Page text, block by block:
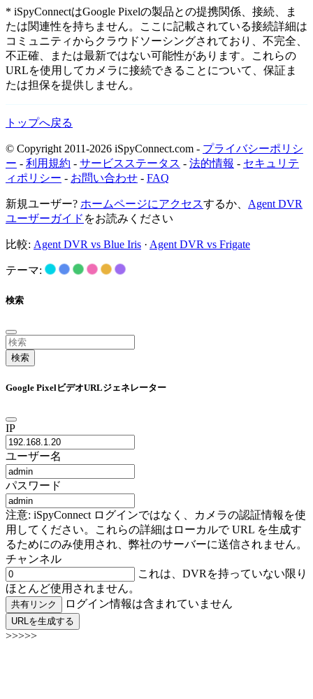
* iSpyConnectはGoogle Pixelの製品との提携関係、接続、ま
たは関連性を持ちません。ここに記載されている接続詳細は
コミュニティからクラウドソーシングされており、不完全、
不正確、または最新ではない可能性があります。これらの
URLを使用してカメラに接続できることについて、保証ま
たは担保を提供しません。
トップへ戻る
© Copyright 2011-2026 iSpyConnect.com - プライバシーポリシ
ー - 利用規約 - サービスステータス - 法的情報 - セキュリテ
ィポリシー - お問い合わせ - FAQ
新規ユーザー? ホームページにアクセスするか、 Agent DVR
ユーザーガイド をお読みください
比較: Agent DVR vs Blue Iris · Agent DVR vs Frigate
テーマ:
検索
検索
Google PixelビデオURLジェネレーター
IP
ユーザー名
パスワード
注意: iSpyConnect ログインではなく、カメラの認証情報を使
用してください。これらの詳細はローカルで URL を生成す
るためにのみ使用され、弊社のサーバーに送信されません。
チャンネル
これは、DVRを持っていない限り
ほとんど使用されません。
共有リンク ログイン情報は含まれていません
URLを生成する
>>>>>